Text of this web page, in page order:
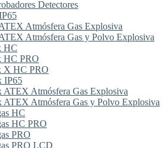
Detectores
Atmósfera Gas Explosiva
Atmósfera Gas y Polvo Explosiva
HC
HC PRO
X HC PRO
IP65
ATEX Atmósfera Gas Explosiva
ATEX Atmósfera Gas y Polvo Explosiva
HC
HC PRO
PRO
PRO LCD